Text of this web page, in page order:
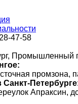
47-58
Промышленный
промзона,
Апраксин,